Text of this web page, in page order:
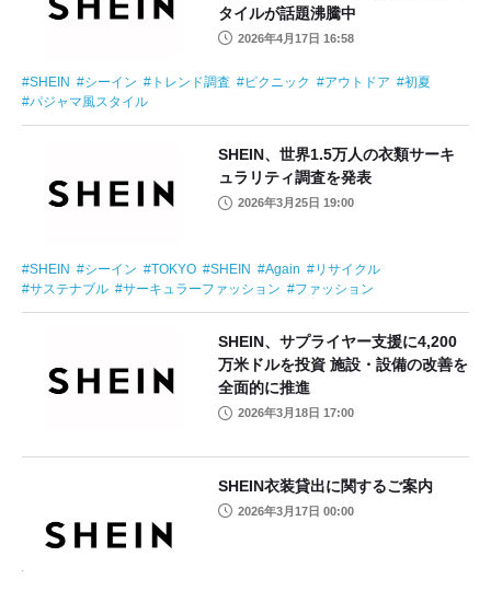
タイルが話題沸騰中
2026年4月17日 16:58
SHEIN シーイン トレンド調査 ピクニック アウトドア
初夏
パジャマ風スタイル
SHEIN、世界1.5万人の衣類サーキ
ュラリティ調査を発表
2026年3月25日 19:00
SHEIN シーイン TOKYO SHEIN Again
リサイクル
サステナブル
サーキュラーファッション ファッション
SHEIN、サプライヤー支援に4,200
万米ドルを投資 施設・設備の改善を
全面的に推進
2026年3月18日 17:00
SHEIN衣装貸出に関するご案内
2026年3月17日 00:00